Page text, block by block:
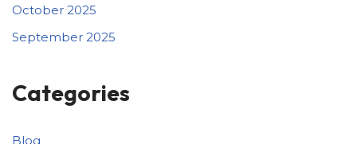
October 2025
September 2025
Categories
Blog